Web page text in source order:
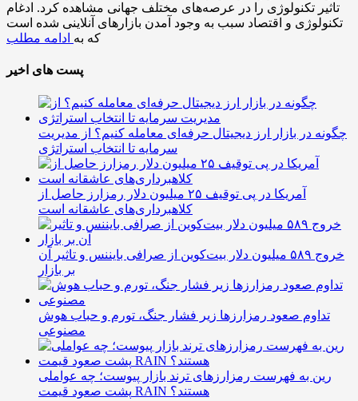
تاثیر تکنولوژی را در عرصه‌های مختلف جهانی مشاهده کرد. ادغام
تکنولوژی و اقتصاد سبب به وجود آمدن بازارهای آنلاینی شده است
که به ادامه مطلب
پست های اخیر
چگونه در بازار ارز دیجیتال حرفه‌ای معامله کنیم؟ از مدیریت
سرمایه تا انتخاب استراتژی
آمریکا در پی توقیف ۲۵ میلیون دلار رمزارز حاصل از
کلاهبرداری‌های عاشقانه است
خروج ۵۸۹ میلیون دلار بیت‌کوین از صرافی بایننس و تاثیر آن
بر بازار
تداوم صعود رمزارزها زیر فشار جنگ، تورم و حباب هوش
مصنوعی
رین به فهرست رمزارزهای ترند بازار پیوست؛ چه عواملی
پشت صعود قیمت RAIN هستند؟